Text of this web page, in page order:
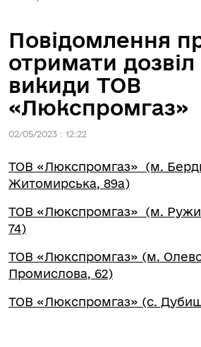
Повідомлення
отримати дозвіл
викиди ТОВ
«Люкспромгаз»
02/05/2023 : 12:22
ТОВ «Люкспромгаз» (м.
Житомирська, 89а)
ТОВ «Люкспромгаз» (м.
74)
ТОВ «Люкспромгаз» (м.
Промислова, 62)
ТОВ «Люкспромгаз» (с.